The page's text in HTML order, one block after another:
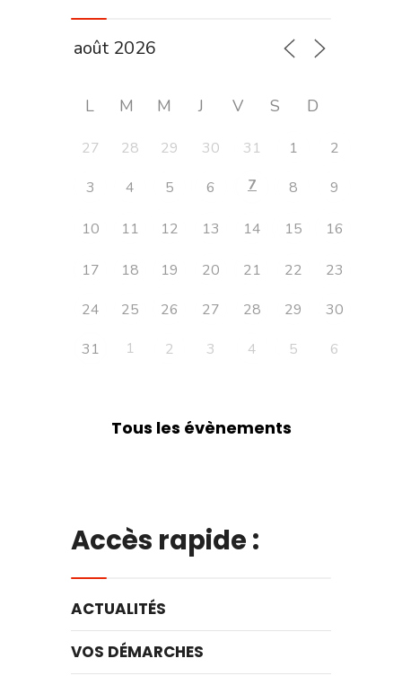
L M M J V S D
27 28 29 30 31 1
2
3
4 5 6 7 8 9
10 11 12 13 14 15 16
17 18 19 20 21 22
23
24
25 26 27 28 29
30
31
1 2 3 4 5 6
Tous les évènements
Accès rapide :
ACTUALITÉS
VOS DÉMARCHES